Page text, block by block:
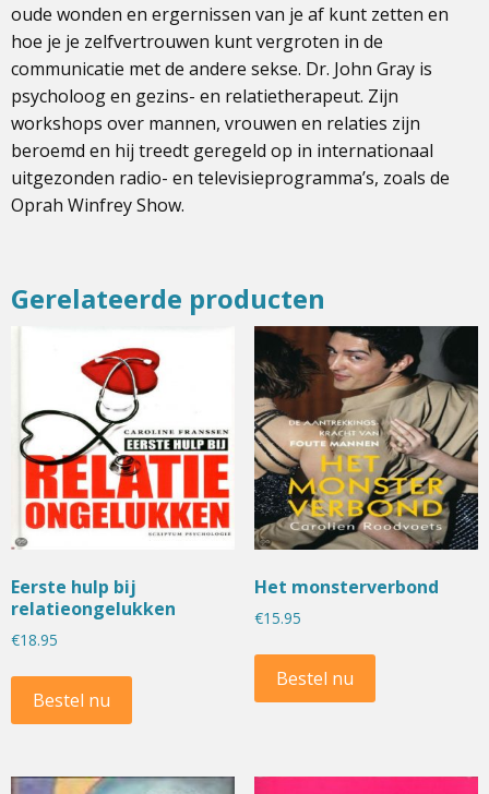
oude wonden en ergernissen van je af kunt zetten en
hoe je je zelfvertrouwen kunt vergroten in de
communicatie met de andere sekse. Dr. John Gray is
psycholoog en gezins- en relatietherapeut. Zijn
workshops over mannen, vrouwen en relaties zijn
beroemd en hij treedt geregeld op in internationaal
uitgezonden radio- en televisieprogramma’s, zoals de
Oprah Winfrey Show.
Gerelateerde producten
Eerste hulp bij
relatieongelukken
€18.95
Bestel nu
Het monsterverbond
€15.95
Bestel nu